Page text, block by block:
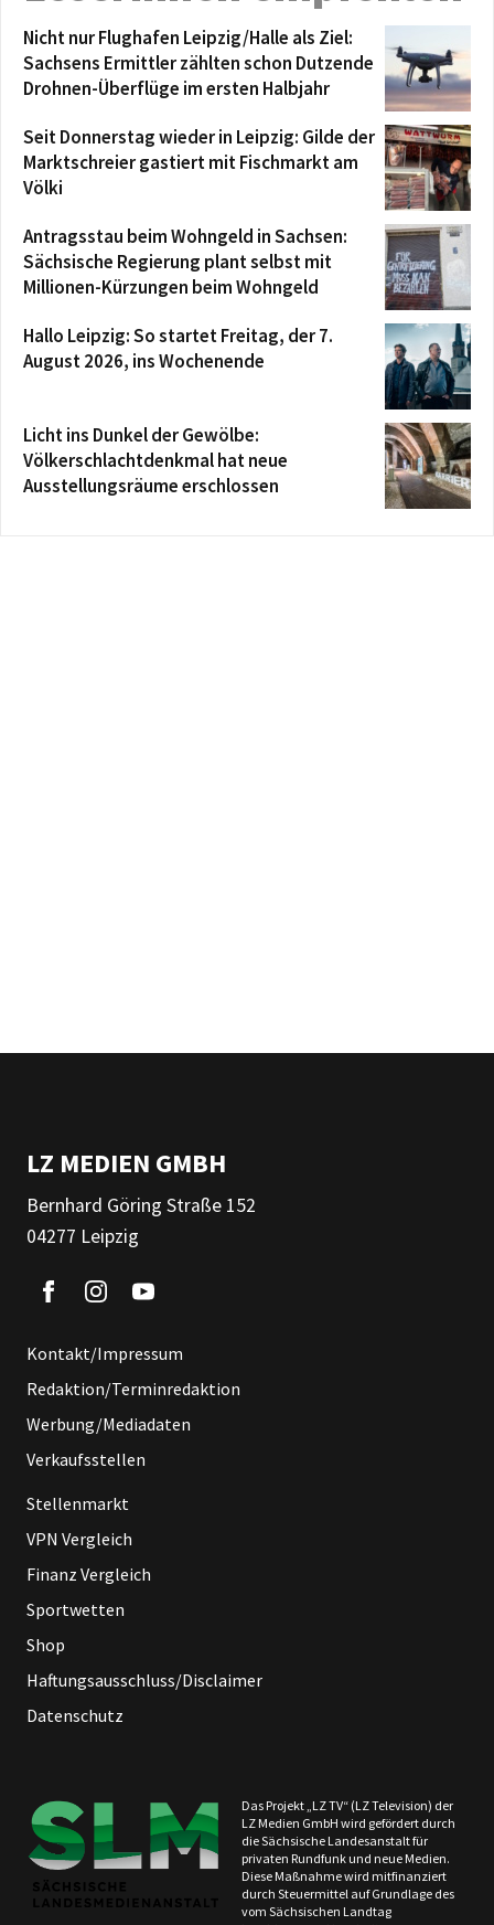
Nicht nur Flughafen Leipzig/Halle als Ziel:
Sachsens Ermittler zählten schon Dutzende
Drohnen-Überflüge im ersten Halbjahr
Seit Donnerstag wieder in Leipzig: Gilde der
Marktschreier gastiert mit Fischmarkt am
Völki
Antragsstau beim Wohngeld in Sachsen:
Sächsische Regierung plant selbst mit
Millionen-Kürzungen beim Wohngeld
Hallo Leipzig: So startet Freitag, der 7.
August 2026, ins Wochenende
Licht ins Dunkel der Gewölbe:
Völkerschlachtdenkmal hat neue
Ausstellungsräume erschlossen
LZ MEDIEN GMBH
Bernhard Göring Straße 152
04277 Leipzig
Kontakt/Impressum
Redaktion/Terminredaktion
Werbung/Mediadaten
Verkaufsstellen
Stellenmarkt
VPN Vergleich
Finanz Vergleich
Sportwetten
Shop
Haftungsausschluss/Disclaimer
Datenschutz
Das Projekt „LZ TV“ (LZ Television) der
LZ Medien GmbH wird gefördert durch
die Sächsische Landesanstalt für
privaten Rundfunk und neue Medien.
Diese Maßnahme wird mitfinanziert
durch Steuermittel auf Grundlage des
vom Sächsischen Landtag